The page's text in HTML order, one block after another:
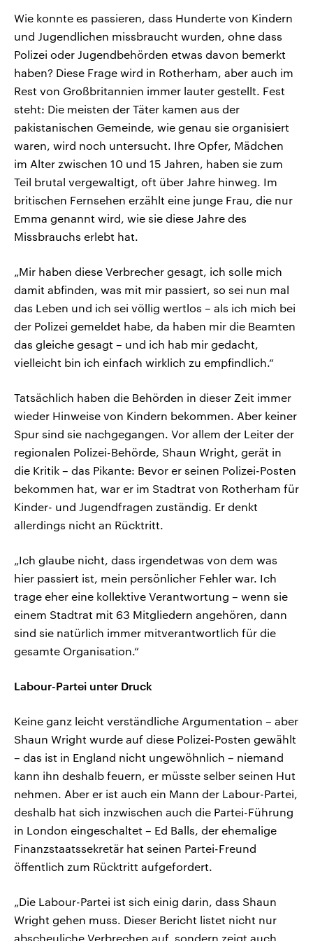
Wie konnte es passieren, dass Hunderte von Kindern
und Jugendlichen missbraucht wurden, ohne dass
Polizei oder Jugendbehörden etwas davon bemerkt
haben? Diese Frage wird in Rotherham, aber auch im
Rest von Großbritannien immer lauter gestellt. Fest
steht: Die meisten der Täter kamen aus der
pakistanischen Gemeinde, wie genau sie organisiert
waren, wird noch untersucht. Ihre Opfer, Mädchen
im Alter zwischen 10 und 15 Jahren, haben sie zum
Teil brutal vergewaltigt, oft über Jahre hinweg. Im
britischen Fernsehen erzählt eine junge Frau, die nur
Emma genannt wird, wie sie diese Jahre des
Missbrauchs erlebt hat.
„Mir haben diese Verbrecher gesagt, ich solle mich
damit abfinden, was mit mir passiert, so sei nun mal
das Leben und ich sei völlig wertlos – als ich mich bei
der Polizei gemeldet habe, da haben mir die Beamten
das gleiche gesagt – und ich hab mir gedacht,
vielleicht bin ich einfach wirklich zu empfindlich.“
Tatsächlich haben die Behörden in dieser Zeit immer
wieder Hinweise von Kindern bekommen. Aber keiner
Spur sind sie nachgegangen. Vor allem der Leiter der
regionalen Polizei-Behörde, Shaun Wright, gerät in
die Kritik – das Pikante: Bevor er seinen Polizei-Posten
bekommen hat, war er im Stadtrat von Rotherham für
Kinder- und Jugendfragen zuständig. Er denkt
allerdings nicht an Rücktritt.
„Ich glaube nicht, dass irgendetwas von dem was
hier passiert ist, mein persönlicher Fehler war. Ich
trage eher eine kollektive Verantwortung – wenn sie
einem Stadtrat mit 63 Mitgliedern angehören, dann
sind sie natürlich immer mitverantwortlich für die
gesamte Organisation.“
Labour-Partei unter Druck
Keine ganz leicht verständliche Argumentation – aber
Shaun Wright wurde auf diese Polizei-Posten gewählt
– das ist in England nicht ungewöhnlich – niemand
kann ihn deshalb feuern, er müsste selber seinen Hut
nehmen. Aber er ist auch ein Mann der Labour-Partei,
deshalb hat sich inzwischen auch die Partei-Führung
in London eingeschaltet – Ed Balls, der ehemalige
Finanzstaatssekretär hat seinen Partei-Freund
öffentlich zum Rücktritt aufgefordert.
„Die Labour-Partei ist sich einig darin, dass Shaun
Wright gehen muss. Dieser Bericht listet nicht nur
abscheuliche Verbrechen auf, sondern zeigt auch,